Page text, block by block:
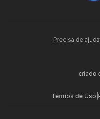
Precisa de
criado
Termos de Uso